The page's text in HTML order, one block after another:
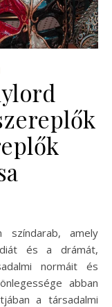
és a drámát,
normáit és
abban
a társadalmi